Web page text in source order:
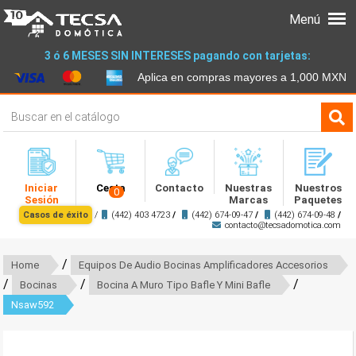
3 ó 6 MESES SIN INTERESES pagando con tarjetas:
Aplica en compras mayores a 1,000 MXN
Iniciar
Sesión
Cesta
0 Contacto
Nuestras
Marcas
Nuestros
Paquetes
Casos de éxito / (442) 403 4723 / (442) 674-09-47 / (442) 674-09-48 /
contacto@tecsadomotica.com
Menú
Home / Equipos De Audio Bocinas Amplificadores Accesorios
/ Bocinas / Bocina A Muro Tipo Bafle Y Mini Bafle /
Nsaw592